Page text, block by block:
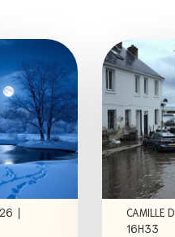
| CAMILLE D.
16H33